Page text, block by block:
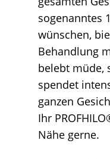
sogenanntes
wünschen,
Behandlung
belebt müde,
spendet
ganzen
Ihr
Nähe gerne.